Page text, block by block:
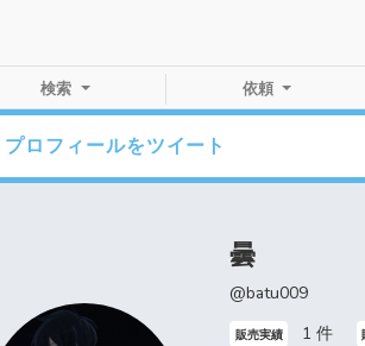
検索 依頼
プロフィールをツイート
曇
@batu009
販売実績 1 件